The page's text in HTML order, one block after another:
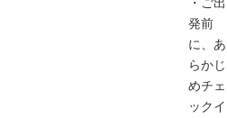
発前
に、あ
らかじ
めチェ
ックイ